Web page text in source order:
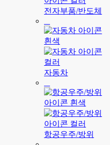
전자부품/반도체
자동차
항공우주/방위